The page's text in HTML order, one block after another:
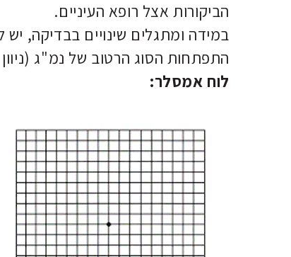
הביקורות אצל רופא העיניים.
במידה ומתגלים שינויים בבדיקה,
התפתחות הסוג הרטוב של נמ"ג (ניוון
לוח אמסלר: